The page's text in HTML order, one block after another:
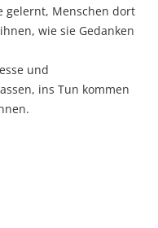
gelernt, Menschen dort
wie sie Gedanken
und
ins Tun kommen